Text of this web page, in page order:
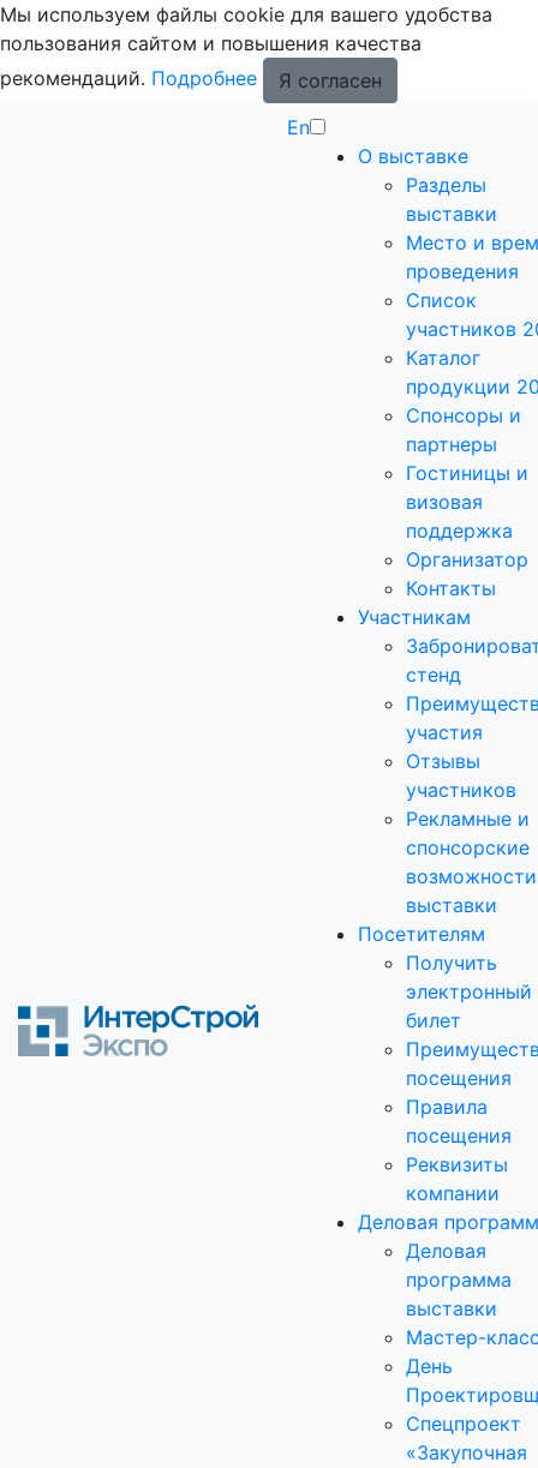
Мы используем файлы cookie для вашего удобства
пользования сайтом и повышения качества
рекомендаций. Подробнее
Я согласен
En
О выставке
Разделы
выставки
Место и
проведения
Список
участников
Каталог
продукции
Спонсоры и
партнеры
Гостиницы и
визовая
поддержка
Организатор
Контакты
Участникам
стенд
участия
Отзывы
участников
Рекламные и
спонсорские
возможности
выставки
Посетителям
Получить
электронный
билет
посещения
Правила
посещения
Реквизиты
компании
Деловая
Деловая
программа
выставки
Мастер-
День
Спецпроект
«Закупочная